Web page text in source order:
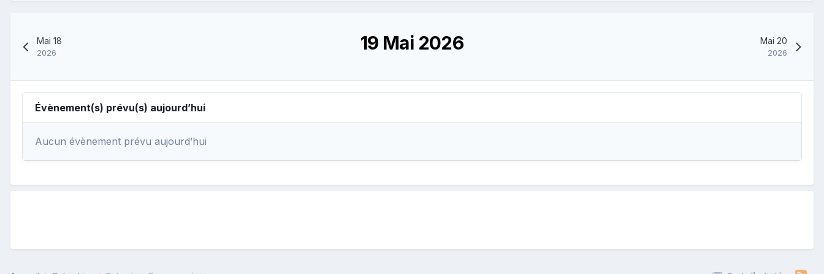
Mai 18
2026 19 Mai 2026 Mai 20
2026
Évènement(s) prévu(s) aujourd’hui
Aucun évènement prévu aujourd’hui